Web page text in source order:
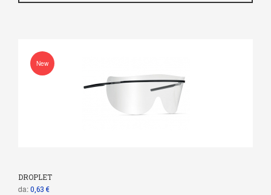
New
DROPLET
da:0,63 €